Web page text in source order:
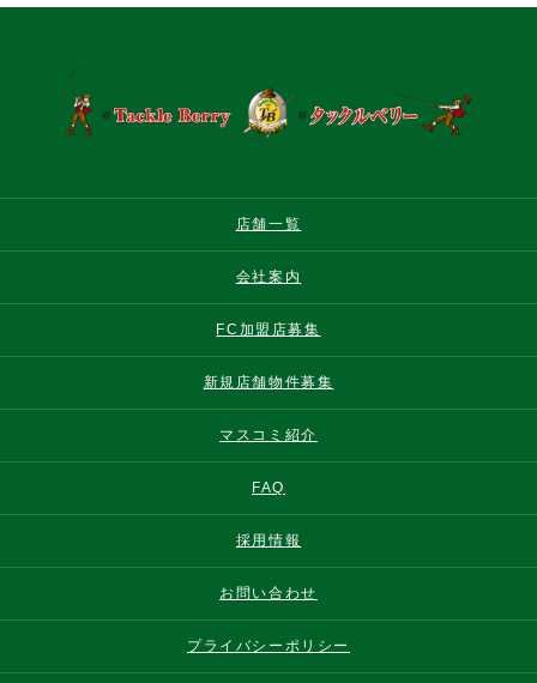
店舗一覧
会社案内
FC加盟店募集
新規店舗物件募集
マスコミ紹介
FAQ
採用情報
お問い合わせ
プライバシーポリシー